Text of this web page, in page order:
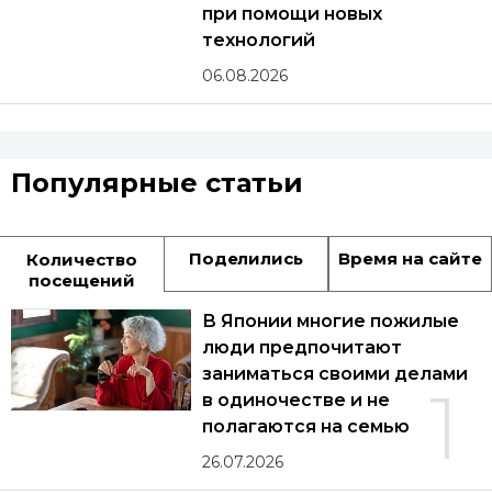
при помощи новых
технологий
06.08.2026
Популярные статьи
Количество
посещений
Поделились Время на сайте
1
В Японии многие пожилые
люди предпочитают
заниматься своими делами
в одиночестве и не
полагаются на семью
26.07.2026